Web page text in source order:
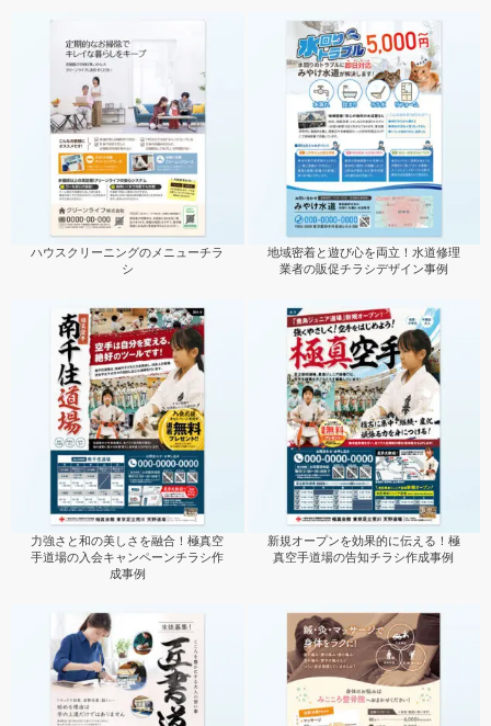
ハウスクリーニングのメニューチラ
シ
地域密着と遊び心を両立！水道修理
業者の販促チラシデザイン事例
力強さと和の美しさを融合！極真空
手道場の入会キャンペーンチラシ作
成事例
新規オープンを効果的に伝える！極
真空手道場の告知チラシ作成事例